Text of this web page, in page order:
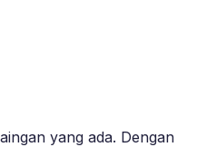
yang ada. Dengan